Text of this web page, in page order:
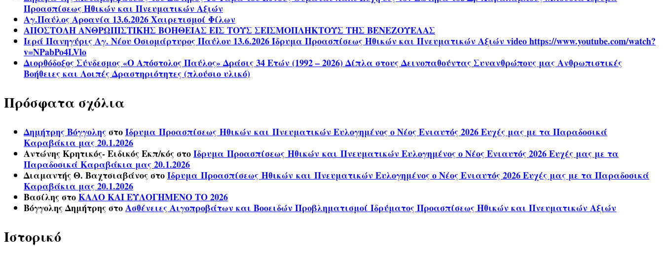
Προασπίσεως Ηθικών και Πνευματικών Αξιών
Αγ.Παύλος Αροανία 13.6.2026 Χαιρετισμοί Φίλων
ΑΠΟΣΤΟΛΗ ΑΝΘΡΩΠΙΣΤΙΚΗΣ ΒΟΗΘΕΙΑΣ ΕΙΣ ΤΟΥΣ ΣΕΙΣΜΟΠΛΗΚΤΟΥΣ ΤΗΣ ΒΕΝΕΖΟΥΕΛΑΣ
Ιερά Πανηγύρις Αγ. Νέου Οσιομάρτυρος Παύλου 13.6.2026 Ίδρυμα Προασπίσεως Ηθικών και Πνευματικών Αξιών video https://www.youtube.com/watch?
v=NPabPo4LVlo
Διορθόδοξος Σύνδεσμος «Ο Απόστολος Παύλος» Δράσις 34 Ετών (1992 – 2026) Δίπλα στους Δεινοπαθούντας Συνανθρώπους μας Ανθρωπιστικές
Βοήθειες και Λοιπές Δραστηριότητες (πλούσιο υλικό)
Πρόσφατα σχόλια
Δημήτρης ΒόγγοληςστοΊδρυμα Προασπίσεως Ηθικών και Πνευματικών Ευλογημένος ο Νέος Ενιαυτός 2026 Ευχές μας με τα Παραδοσικά
Καραβάκια μας 20.1.2026
Αντώνης Κρητικός- Ειδικός Εκπ/κόςστοΊδρυμα Προασπίσεως Ηθικών και Πνευματικών Ευλογημένος ο Νέος Ενιαυτός 2026 Ευχές μας με τα
Παραδοσικά Καραβάκια μας 20.1.2026
Διαμαντής Θ. ΒαχτσιαβάνοςστοΊδρυμα Προασπίσεως Ηθικών και Πνευματικών Ευλογημένος ο Νέος Ενιαυτός 2026 Ευχές μας με τα Παραδοσικά
Καραβάκια μας 20.1.2026
ΒασίληςστοΚΑΛΟ ΚΑΙ ΕΥΛΟΓΗΜΕΝΟ ΤΟ 2026
Βόγγολης ΔημήτρηςστοΑσθένειες Αιγοπροβάτων και Βοοειδών Προβληματισμοί Ιδρύματος Προασπίσεως Ηθικών και Πνευματικών Αξιών
Ιστορικό